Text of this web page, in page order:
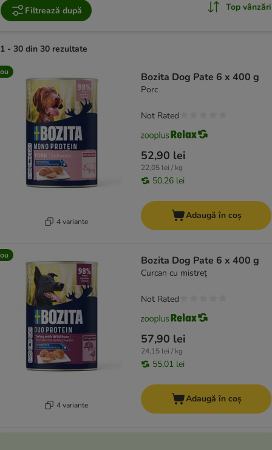
Filtrează după Top vânzări
1 - 30 din 30 rezultate
product items have been changed
4 variante
Bozita Dog Pate 6 x 400 g
Porc
52,90 lei
22,05 lei / kg
50,26 lei
Not Rated
Adaugă în coș
4 variante
Bozita Dog Pate 6 x 400 g
Curcan cu mistreț
57,90 lei
24,15 lei / kg
55,01 lei
Not Rated
Adaugă în coș